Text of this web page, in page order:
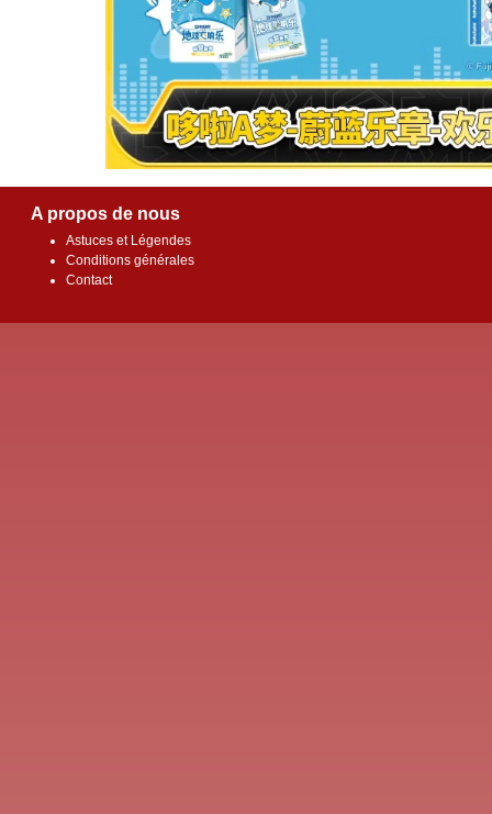
A propos de nous
Astuces et Légendes
Conditions générales
Contact